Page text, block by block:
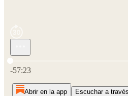
Hora actual: 0:00 / Tiempo total: -
-57:23
Abrir en la app Escuchar a